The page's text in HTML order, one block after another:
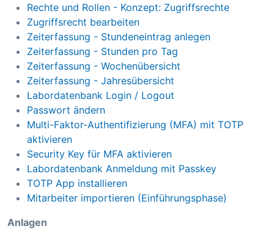
Rechte und Rollen - Konzept: Zugriffsrechte
Zugriffsrecht bearbeiten
Zeiterfassung - Stundeneintrag anlegen
Zeiterfassung - Stunden pro Tag
Zeiterfassung - Wochenübersicht
Zeiterfassung - Jahresübersicht
Labordatenbank Login / Logout
Passwort ändern
Multi-Faktor-Authentifizierung (MFA) mit TOTP
aktivieren
Security Key für MFA aktivieren
Labordatenbank Anmeldung mit Passkey
TOTP App installieren
Mitarbeiter importieren (Einführungsphase)
Anlagen